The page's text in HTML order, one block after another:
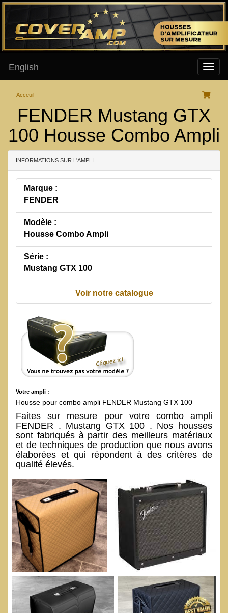
English
Acceuil
FENDER Mustang GTX
100 Housse Combo Ampli
INFORMATIONS SUR L'AMPLI
Marque :
FENDER
Modèle :
Housse Combo Ampli
Série :
Mustang GTX 100
Voir notre catalogue
Votre ampli :
Housse pour combo ampli FENDER Mustang GTX 100
Faites sur mesure pour votre combo ampli
FENDER . Mustang GTX 100 . Nos housses
sont fabriqués à partir des meilleurs matériaux
et de techniques de production que nous avons
élaborées et qui répondent à des critères de
qualité élevés.